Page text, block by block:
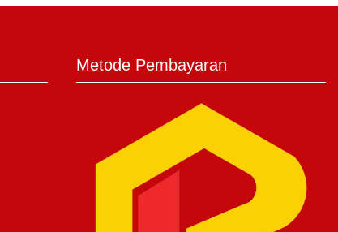
Metode Pembayaran